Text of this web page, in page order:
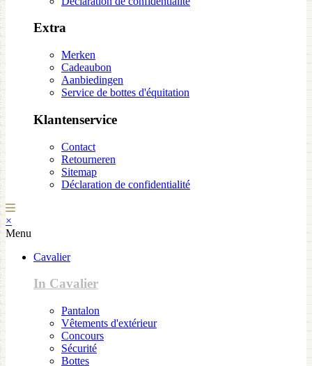
Extra
Merken
Cadeaubon
Aanbiedingen
Service de bottes d'équitation
Klantenservice
Contact
Retourneren
Sitemap
Déclaration de confidentialité
×
Menu
Cavalier
In Cavalier
Pantalon
Vêtements d'extérieur
Concours
Sécurité
Bottes